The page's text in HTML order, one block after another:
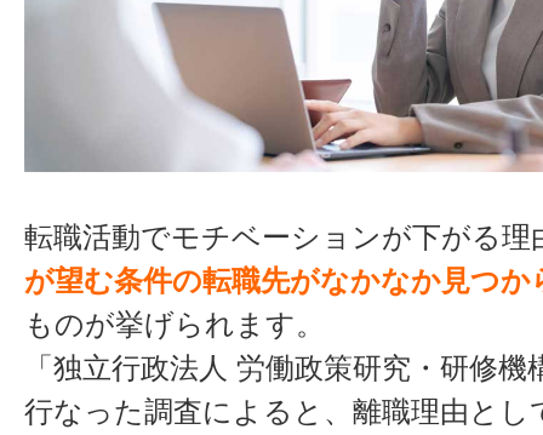
転職活動でモチベーションが下がる理
が望む条件の転職先がなかなか見つか
ものが挙げられます。
「独立行政法人 労働政策研究・研修
行なった調査によると、離職理由とし